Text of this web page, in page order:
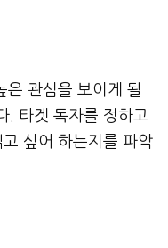
은 관심을 보이게 될
. 타겟 독자를 정하고
싶어 하는지를 파악